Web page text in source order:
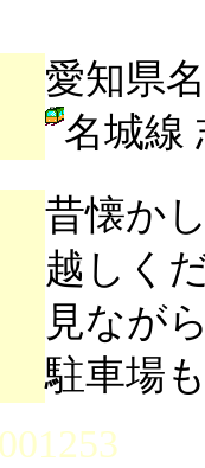
愛知県
名城線
昔懐か
越しく
見なが
駐車場